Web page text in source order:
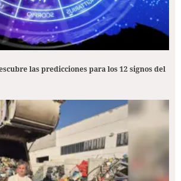
las predicciones para los 12 signos del